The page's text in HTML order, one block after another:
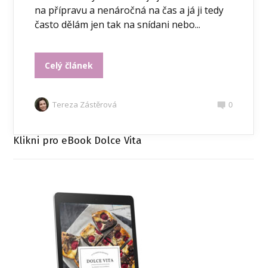
na přípravu a nenáročná na čas a já ji tedy
často dělám jen tak na snídani nebo...
Celý článek
Tereza Zástěrová 0
Klikni pro eBook Dolce Vita